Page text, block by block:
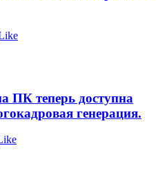
ПК теперь доступна
генерация.